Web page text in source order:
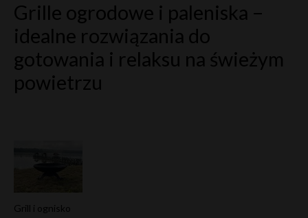
Grille ogrodowe i paleniska –
idealne rozwiązania do
gotowania i relaksu na świeżym
powietrzu
Grill i ognisko